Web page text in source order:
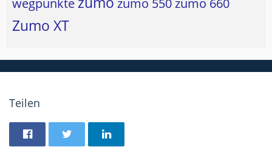
Zumo XT
Teilen